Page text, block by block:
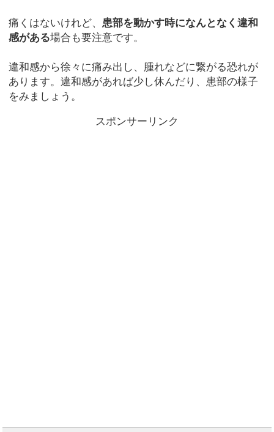
痛くはないけれど、 患部を動かす時になんとなく違和
感がある場合も要注意です。
違和感から徐々に痛み出し、腫れなどに繋がる恐れが
あります。違和感があれば少し休んだり、患部の様子
をみましょう。
スポンサーリンク